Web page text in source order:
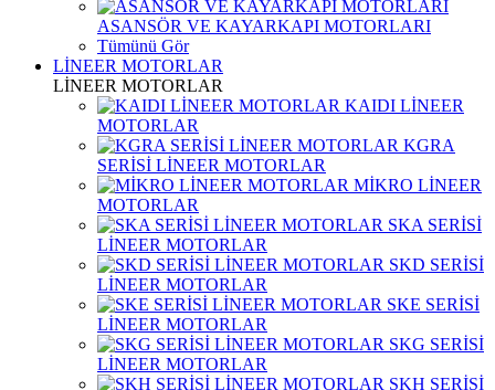
ASANSÖR VE KAYARKAPI MOTORLARI
Tümünü Gör
LİNEER MOTORLAR
LİNEER MOTORLAR
KAIDI LİNEER
MOTORLAR
KGRA
SERİSİ LİNEER MOTORLAR
MİKRO LİNEER
MOTORLAR
SKA SERİSİ
LİNEER MOTORLAR
SKD SERİSİ
LİNEER MOTORLAR
SKE SERİSİ
LİNEER MOTORLAR
SKG SERİSİ
LİNEER MOTORLAR
SKH SERİSİ